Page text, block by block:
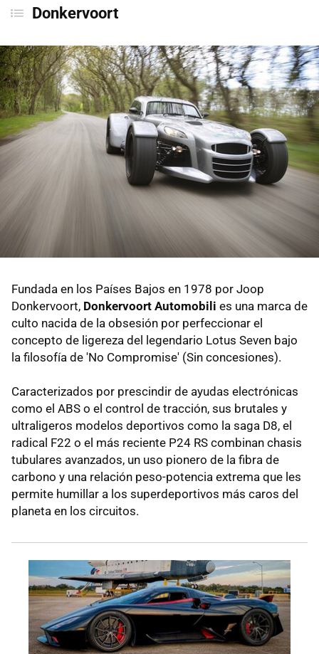
Donkervoort
Fundada en los Países Bajos en 1978 por Joop
Donkervoort, Donkervoort Automobili es una marca de
culto nacida de la obsesión por perfeccionar el
concepto de ligereza del legendario Lotus Seven bajo
la filosofía de 'No Compromise' (Sin concesiones).
Caracterizados por prescindir de ayudas electrónicas
como el ABS o el control de tracción, sus brutales y
ultraligeros modelos deportivos como la saga D8, el
radical F22 o el más reciente P24 RS combinan chasis
tubulares avanzados, un uso pionero de la fibra de
carbono y una relación peso-potencia extrema que les
permite humillar a los superdeportivos más caros del
planeta en los circuitos.